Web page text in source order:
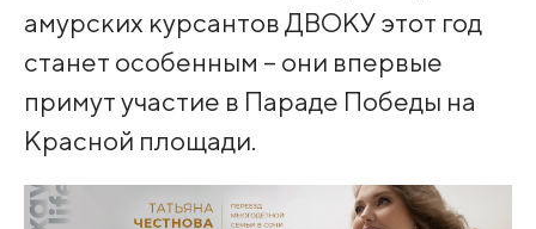
амурских курсантов ДВОКУ этот год
станет особенным – они впервые
примут участие в Параде Победы на
Красной площади.